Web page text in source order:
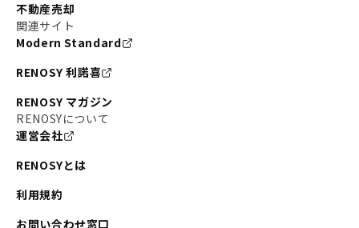
不動産売却
関連サイト
Modern Standard
RENOSY 利諾喜
RENOSY マガジン
RENOSYについて
運営会社
RENOSYとは
利用規約
お問い合わせ窓口